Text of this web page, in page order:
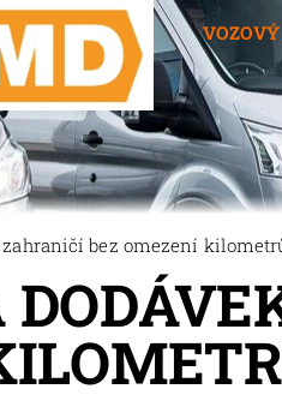
bez omezení